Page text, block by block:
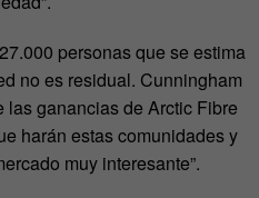
personas que se estima
no es residual. Cunningham
las ganancias de Arctic Fibre
harán estas comunidades y
muy interesante”.